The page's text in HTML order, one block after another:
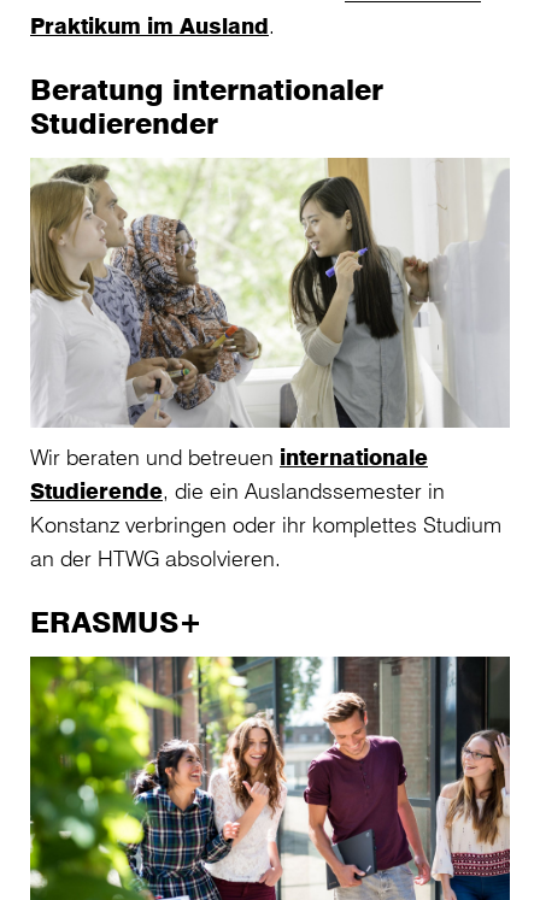
Praktikum im Ausland.
Beratung internationaler
Studierender
Wir beraten und betreuen internationale
Studierende, die ein Auslandssemester in
Konstanz verbringen oder ihr komplettes Studium
an der HTWG absolvieren.
ERASMUS+